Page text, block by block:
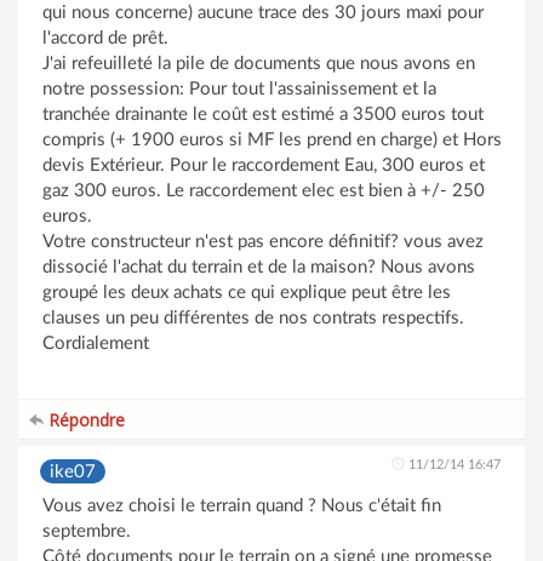
qui nous concerne) aucune trace des 30 jours maxi pour
l'accord de prêt.
J'ai refeuilleté la pile de documents que nous avons en
notre possession: Pour tout l'assainissement et la
tranchée drainante le coût est estimé a 3500 euros tout
compris (+ 1900 euros si MF les prend en charge) et Hors
devis Extérieur. Pour le raccordement Eau, 300 euros et
gaz 300 euros. Le raccordement elec est bien à +/- 250
euros.
Votre constructeur n'est pas encore définitif? vous avez
dissocié l'achat du terrain et de la maison? Nous avons
groupé les deux achats ce qui explique peut être les
clauses un peu différentes de nos contrats respectifs.
Cordialement
Répondre
ike07 11/12/14 16:47
Vous avez choisi le terrain quand ? Nous c'était fin
septembre.
Côté documents pour le terrain on a signé une promesse